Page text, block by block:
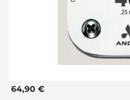
64,90 €